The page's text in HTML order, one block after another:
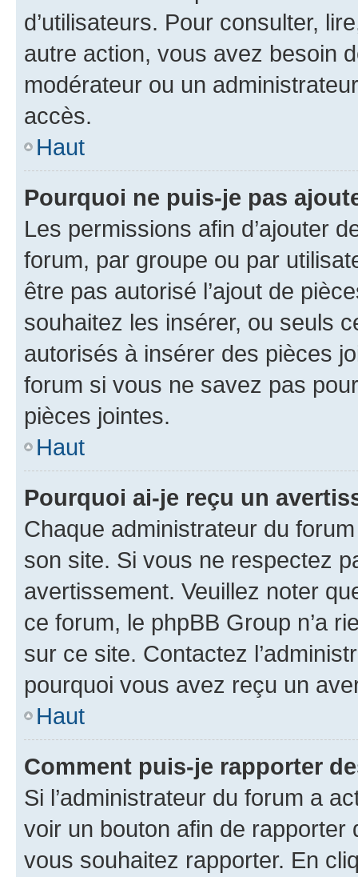
d’utilisateurs. Pour consulter,
autre action, vous avez besoin
modérateur ou un
accès.
Haut
Pourquoi ne puis-je pas
Les permissions afin d’ajouter
forum, par groupe ou par
être pas autorisé l’ajout de
souhaitez les insérer, ou seuls
autorisés à insérer des pièces
forum si vous ne savez pas
pièces jointes.
Haut
Pourquoi ai-je reçu un
Chaque administrateur du
son site. Si vous ne respectez
avertissement. Veuillez noter
ce forum, le phpBB Group n’a
sur ce site. Contactez
pourquoi vous avez reçu un
Haut
Comment puis-je rapporter
Si l’administrateur du forum a
voir un bouton afin de
vous souhaitez rapporter. En